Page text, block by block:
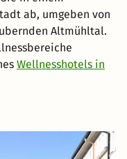
ab, umgeben von
Altmühltal.
Wellnesshotels in